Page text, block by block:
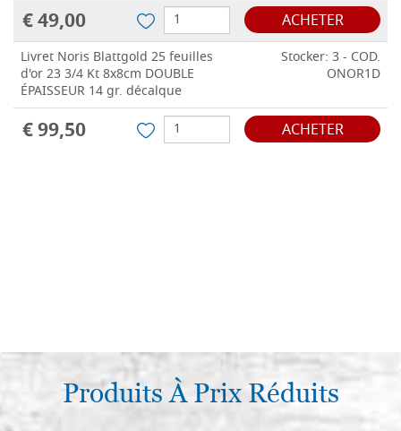
€ 49,00 ACHETER
Livret Noris Blattgold 25 feuilles
d'or 23 3/4 Kt 8x8cm DOUBLE
ÉPAISSEUR 14 gr. décalque
Stocker: 3 - COD.
ONOR1D
€ 99,50 ACHETER
Produits À Prix Réduits